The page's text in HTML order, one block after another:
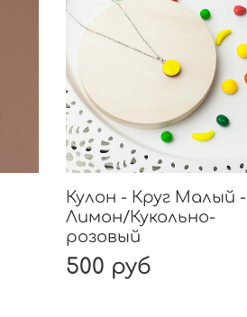
Кулон - Круг Малый -
Лимон/Кукольно-
розовый
500 руб